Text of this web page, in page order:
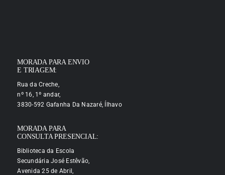
MORADA PARA ENVIO
E TRIAGEM:
Rua da Creche,
nº 16, 1º andar,
3830-592 Gafanha Da Nazaré, Ílhavo
MORADA PARA
CONSULTA PRESENCIAL:
Biblioteca da Escola
Secundária José Estêvão,
Avenida 25 de Abril,